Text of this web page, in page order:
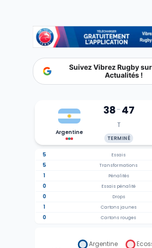
Suivez Vibrez Rugby
Actualités !
Argentine
38-47
T
TERMINÉ
5 Essais
5
Transformations
1
Pénalités
0
Essais pénalité
0
Drops
1
Cartons jaunes
0
Cartons rouges